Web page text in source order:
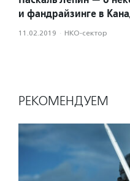
и фандрайзинге в
11.02.2019 · НКО-сектор
РЕКОМЕНДУЕМ